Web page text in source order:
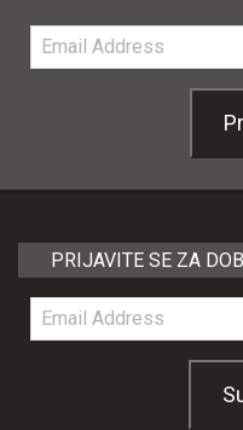
Email
Address
PRIJAVITE SE ZA
Email
Address